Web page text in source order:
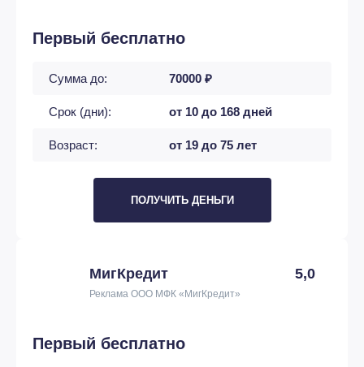
Первый бесплатно
Сумма до: 70000 ₽
Срок (дни): от 10 до 168 дней
Возраст: от 19 до 75 лет
ПОЛУЧИТЬ ДЕНЬГИ
МигКредит 5,0
Реклама ООО МФК «МигКредит»
Первый бесплатно